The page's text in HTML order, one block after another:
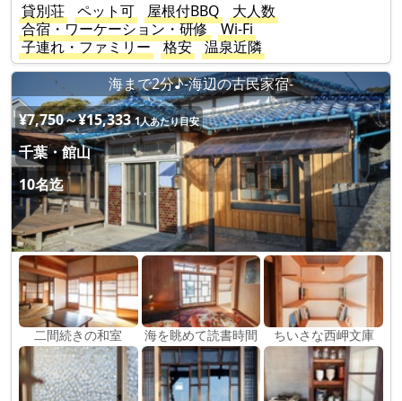
貸別荘
ペット可 屋根付BBQ
大人数
合宿・ワーケーション・研修
Wi-Fi
子連れ・ファミリー
格安
温泉近隣
海まで2分♪-海辺の古民家宿-
¥7,750～¥15,333 1人あたり目安
千葉・館山
10名迄
二間続きの和室 海を眺めて読書時間 ちいさな西岬文庫